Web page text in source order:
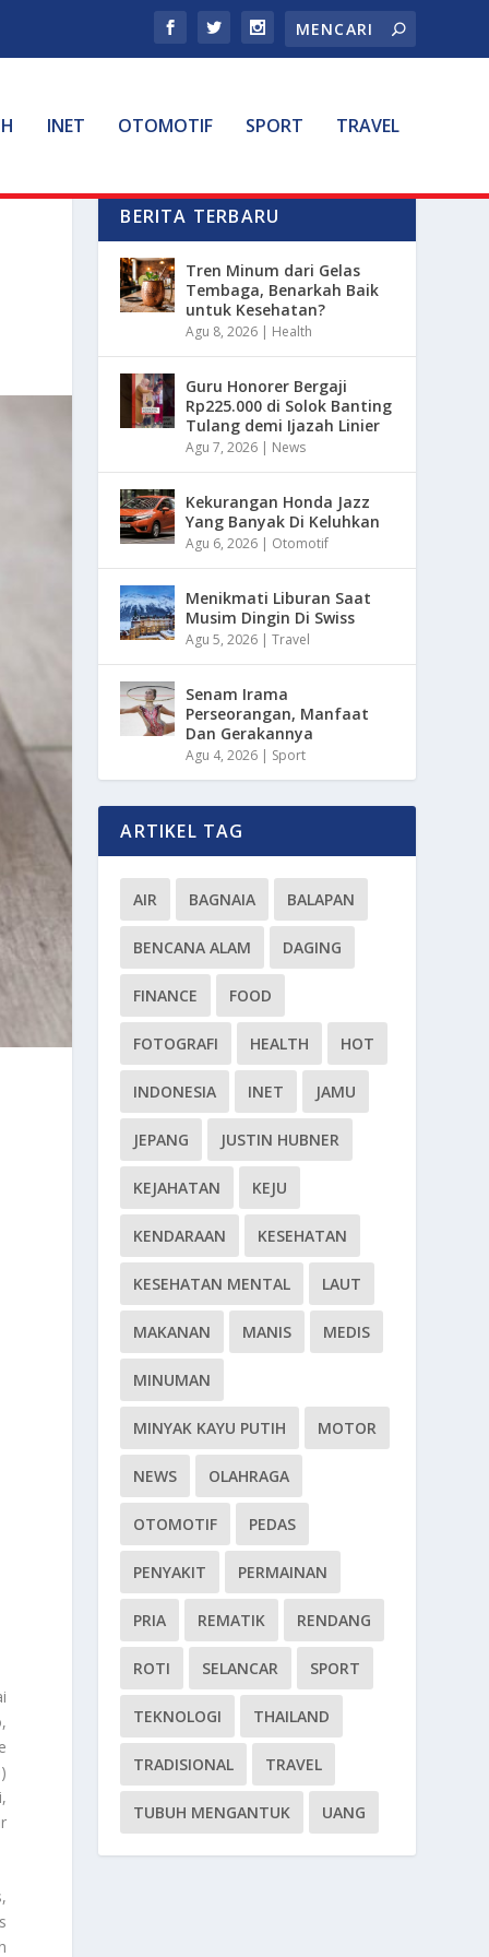
INET OTOMOTIF SPORT TRAVEL
BERITA TERBARU
Tren Minum dari Gelas
Tembaga, Benarkah Baik
untuk Kesehatan?
Agu 8, 2026 | Health
Guru Honorer Bergaji
Rp225.000 di Solok Banting
Tulang demi Ijazah Linier
Agu 7, 2026 | News
Kekurangan Honda Jazz
Yang Banyak Di Keluhkan
Agu 6, 2026 | Otomotif
Menikmati Liburan Saat
Musim Dingin Di Swiss
Agu 5, 2026 |Travel
Senam Irama
Perseorangan, Manfaat
Dan Gerakannya
Agu 4, 2026 | Sport
ARTIKEL TAG
AIR BAGNAIA BALAPAN
BENCANA ALAM DAGING
FINANCE FOOD
FOTOGRAFI HEALTH HOT
INDONESIA INET JAMU
JEPANG JUSTIN HUBNER
KEJAHATAN KEJU
KENDARAAN KESEHATAN
KESEHATAN MENTAL LAUT
MAKANAN MANIS MEDIS
MINUMAN
MINYAK KAYU PUTIH MOTOR
NEWS OLAHRAGA
OTOMOTIF PEDAS
PENYAKIT PERMAINAN
PRIA REMATIK RENDANG
ROTI SELANCAR SPORT
TEKNOLOGI THAILAND
TRADISIONAL TRAVEL
TUBUH MENGANTUK UANG